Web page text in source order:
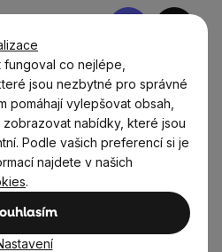
co nejlépe,
jsou nezbytné pro správné
pomáhají vylepšovat obsah,
nabídky, které jsou
Podle vašich preferencí si je
najdete v našich
.
Nákupní
Mandlovo arašídové kuličky
kuličky